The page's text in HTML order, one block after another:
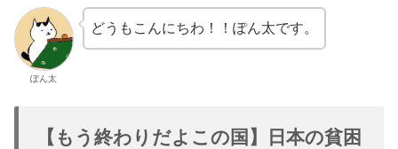
ぽん太
どうもこんにちわ！！ぽん太です。
【もう終わりだよこの国】日本の貧困